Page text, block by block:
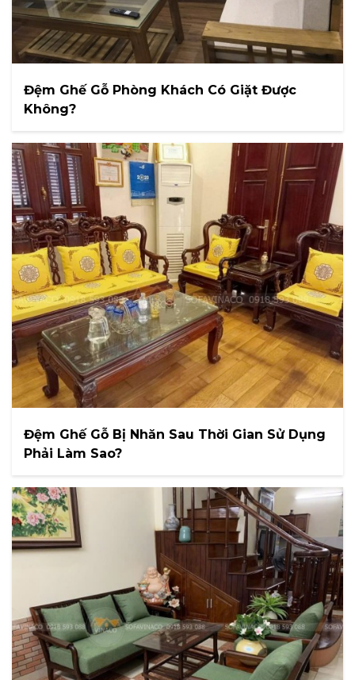
Đệm Ghế Gỗ Phòng Khách Có Giặt Được
Không?
Đệm Ghế Gỗ Bị Nhăn Sau Thời Gian Sử Dụng
Phải Làm Sao?